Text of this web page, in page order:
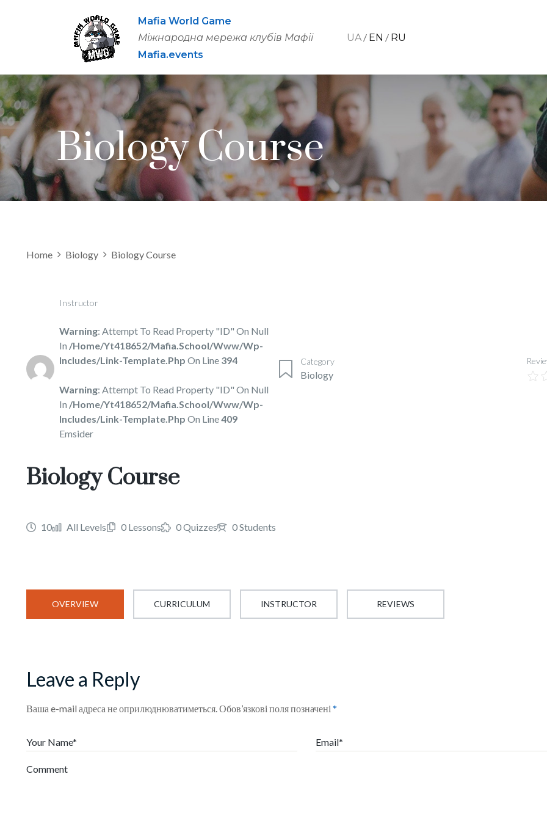
Mafia World Game
Міжнародна мережа клубів Мафії
Mafia.events
UA / EN / RU
Biology Course
Home Biology Biology Course
Instructor
Warning: Attempt To Read Property "ID" On Null
In /home/yt418652/mafia.school/www/wp-
Includes/link-Template.php On Line 394
Warning: Attempt To Read Property "ID" On Null
In /home/yt418652/mafia.school/www/wp-
Includes/link-Template.php On Line409
Emsider
Category
Biology
Biology Course
10 All Levels 0 Lessons 0 Quizzes 0 Students
OVERVIEW CURRICULUM INSTRUCTOR REVIEWS
Leave a Reply
Ваша e-mail адреса не оприлюднюватиметься.Обов’язкові поля позначені *
Your Name* Email*
Comment